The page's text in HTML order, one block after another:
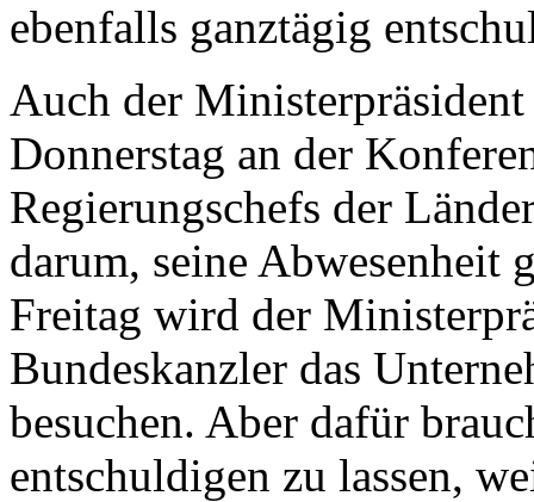
ebenfalls ganztägig
Auch der
Donnerstag an der
Regierungschefs der
darum, seine Abwesenheit
Freitag wird der
Bundeskanzler das
besuchen. Aber dafür
entschuldigen zu lassen,